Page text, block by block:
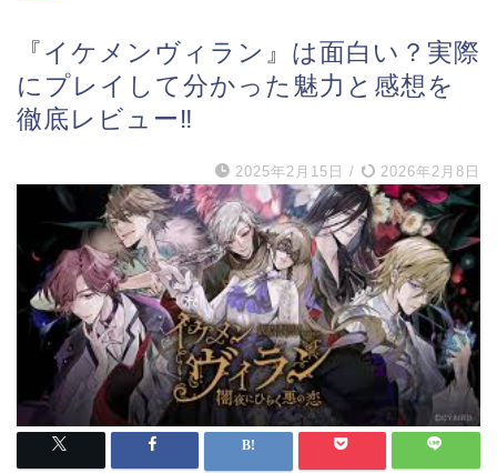
『イケメンヴィラン』は面白い？実際
にプレイして分かった魅力と感想を
徹底レビュー‼︎
2025年2月15日 / 2026年2月8日